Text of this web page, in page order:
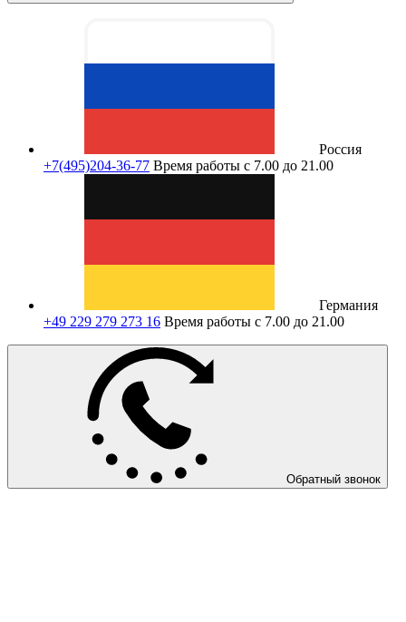
Россия
+7(495)204-36-77 Время работы с 7.00 до 21.00
Германия
+49 229 279 273 16 Время работы с 7.00 до 21.00
Обратный звонок